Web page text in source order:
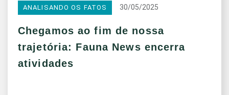
ANALISANDO OS FATOS 30/05/2025
Chegamos ao fim de nossa
trajetória: Fauna News encerra
atividades